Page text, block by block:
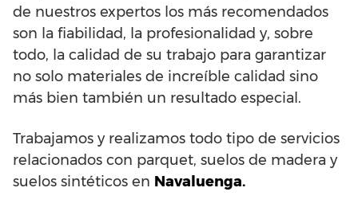
de nuestros expertos los más recomendados
son la fiabilidad, la profesionalidad y, sobre
todo, la calidad de su trabajo para garantizar
no solo materiales de increíble calidad sino
más bien también un resultado especial.
Trabajamos y realizamos todo tipo de servicios
relacionados con parquet, suelos de madera y
suelos sintéticos en Navaluenga.